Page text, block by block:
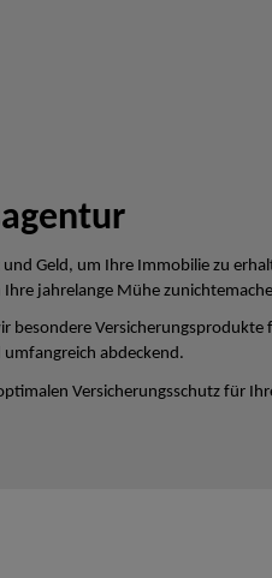
Geld, um Ihre Immobilie zu
jahrelange Mühe
besondere Versicherungsprodukte
abdeckend.
Versicherungsschutz für